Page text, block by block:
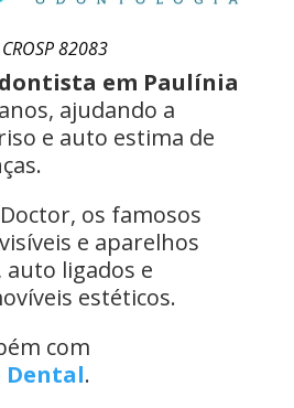
82083
em Paulínia
ajudando a
e auto estima de
os famosos
e aparelhos
auto ligados e
estéticos.
com
Dental.